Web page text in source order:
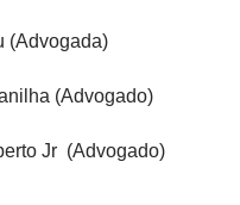
(Advogada)
(Advogado)
Jr (Advogado)